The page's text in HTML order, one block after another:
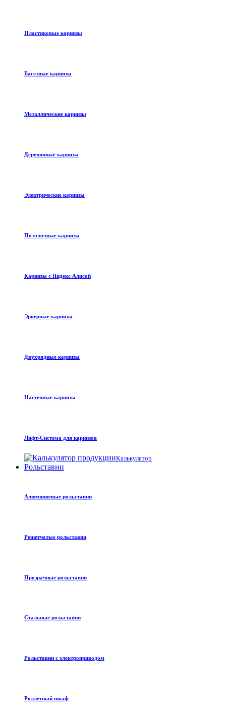
Пластиковые карнизы
Багетные карнизы
Металлические карнизы
Деревянные карнизы
Электрические карнизы
Потолочные карнизы
Карнизы с Яндекс Алисой
Эркерные карнизы
Двухрядные карнизы
Настенные карнизы
Лифт-Система для карнизов
Калькулятор
Рольставни
Алюминиевые рольставни
Решетчатые рольставни
Прозрачные рольставни
Стальные рольставни
Рольставни с электроприводом
Роллетный шкаф